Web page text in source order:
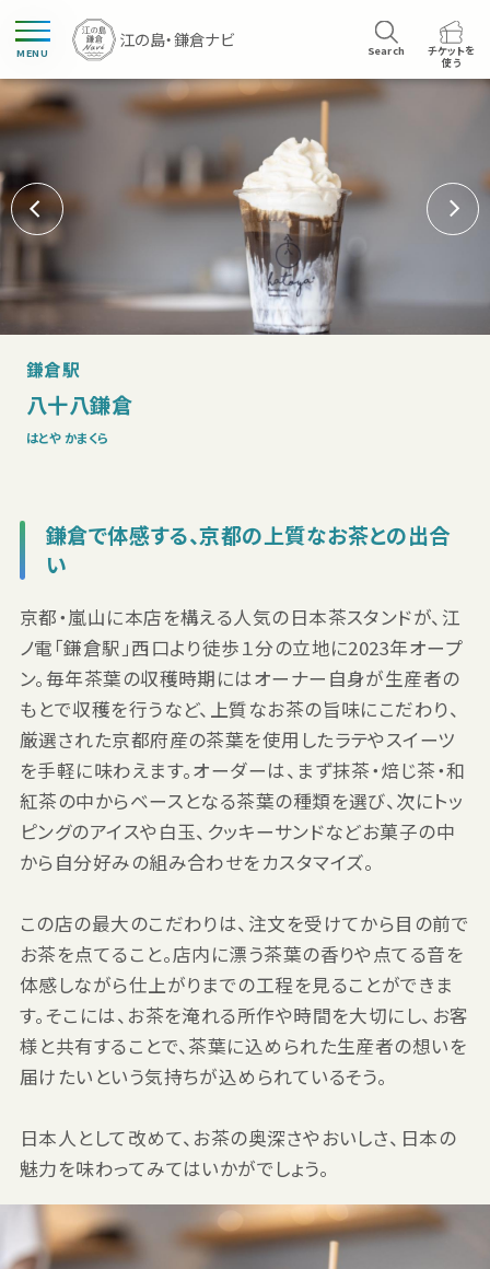
MENU Search
チケットを
使う
鎌倉駅
八十八鎌倉
はとや かまくら
鎌倉で体感する、京都の上質なお茶との出合
い
京都・嵐山に本店を構える人気の日本茶スタンドが、江
ノ電「鎌倉駅」西口より徒歩１分の立地に2023年オープ
ン。毎年茶葉の収穫時期にはオーナー自身が生産者の
もとで収穫を行うなど、上質なお茶の旨味にこだわり、
厳選された京都府産の茶葉を使用したラテやスイーツ
を手軽に味わえます。オーダーは、まず抹茶・焙じ茶・和
紅茶の中からベースとなる茶葉の種類を選び、次にトッ
ピングのアイスや白玉、クッキーサンドなどお菓子の中
から自分好みの組み合わせをカスタマイズ。
この店の最大のこだわりは、注文を受けてから目の前で
お茶を点てること。店内に漂う茶葉の香りや点てる音を
体感しながら仕上がりまでの工程を見ることができま
す。そこには、お茶を淹れる所作や時間を大切にし、お客
様と共有することで、茶葉に込められた生産者の想いを
届けたいという気持ちが込められているそう。
日本人として改めて、お茶の奥深さやおいしさ、日本の
魅力を味わってみてはいかがでしょう。